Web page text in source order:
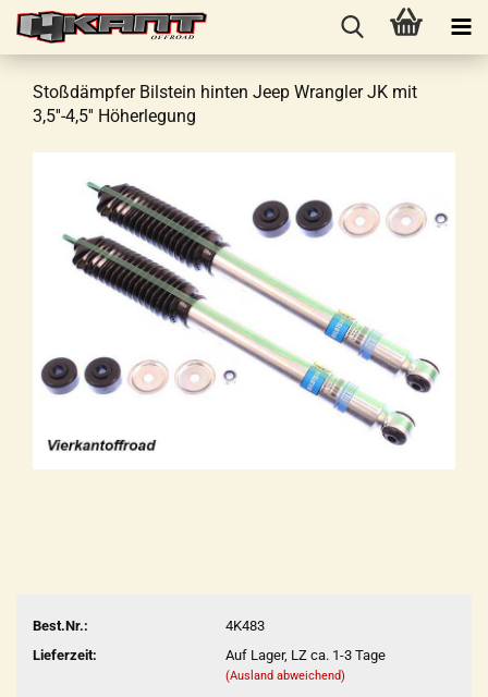
Stoßdämpfer Bilstein hinten Jeep Wrangler JK mit
3,5''-4,5'' Höherlegung
Best.Nr.:
4K483
Lieferzeit:
Auf Lager, LZ ca. 1-3 Tage
(Ausland abweichend)